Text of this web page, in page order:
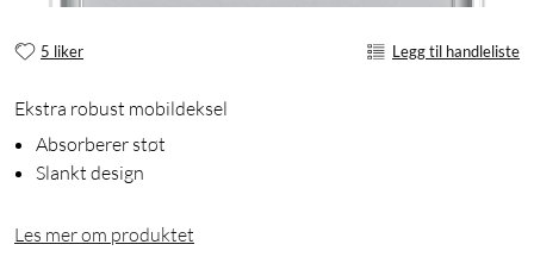
5 liker Legg til handleliste
Ekstra robust mobildeksel
Absorberer støt
Slankt design
Les mer om produktet